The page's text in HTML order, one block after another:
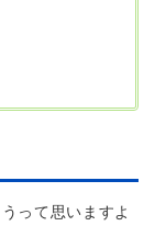
って思いますよ